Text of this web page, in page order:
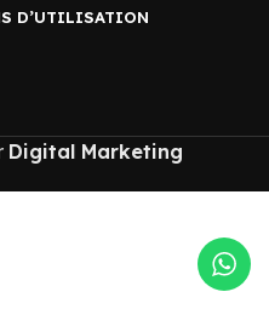
D’UTILISATION
Digital Marketing